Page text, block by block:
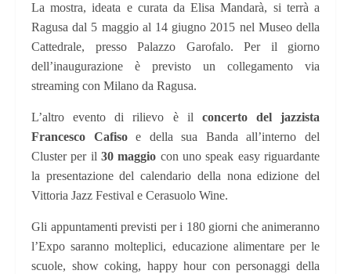
La mostra, ideata e curata da Elisa Mandarà, si terrà a
Ragusa dal 5 maggio al 14 giugno 2015 nel Museo della
Cattedrale,
presso Palazzo Garofalo. Per il giorno
dell’inaugurazione è previsto un collegamento via
streaming con Milano da Ragusa.
L’altro evento di rilievo è il concerto del jazzista
Francesco Cafisoe della sua Banda all’interno del
Cluster per il 30 maggio con uno speak easy riguardante
la presentazione del calendario della nona edizione del
Vittoria Jazz Festival e Cerasuolo Wine.
Gli appuntamenti previsti per i 180 giorni che animeranno
l’Expo saranno molteplici, educazione alimentare per le
scuole, show coking, happy hour con personaggi della